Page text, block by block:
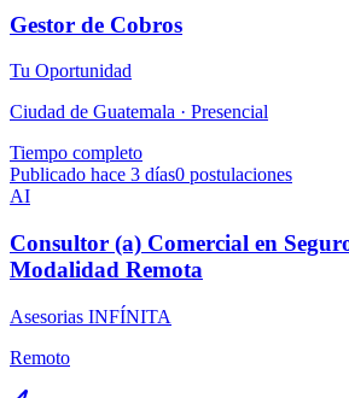
Gestor de Cobros
Tu Oportunidad
Ciudad de Guatemala · Presencial
Tiempo completo
Publicado hace 3 días0 postulaciones
AI
Consultor (a) Comercial en
Modalidad Remota
Asesorias INFÍNITA
Remoto